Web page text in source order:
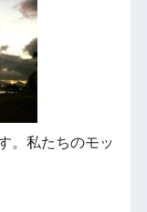
。私たちのモッ